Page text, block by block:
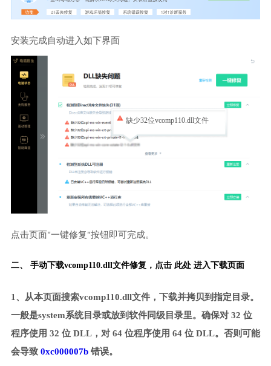
安装完成自动进入如下界面
缺少32位vcomp110.dll文件
点击页面"一键修复"按钮即可完成。
二、 手动下载vcomp110.dll文件修复， 点击 此处 进入下载页面
1、从本页面搜索vcomp110.dll文件，下载并拷贝到指定目录。
一般是system系统目录或放到软件同级目录里。确保对 32 位
程序使用 32 位 DLL，对 64 位程序使用 64 位 DLL。否则可能
会导致 0xc000007b错误。